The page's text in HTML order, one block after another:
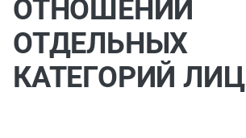
ОТНОШЕНИИ
ОТДЕЛЬНЫХ
КАТЕГОРИЙ ЛИЦ